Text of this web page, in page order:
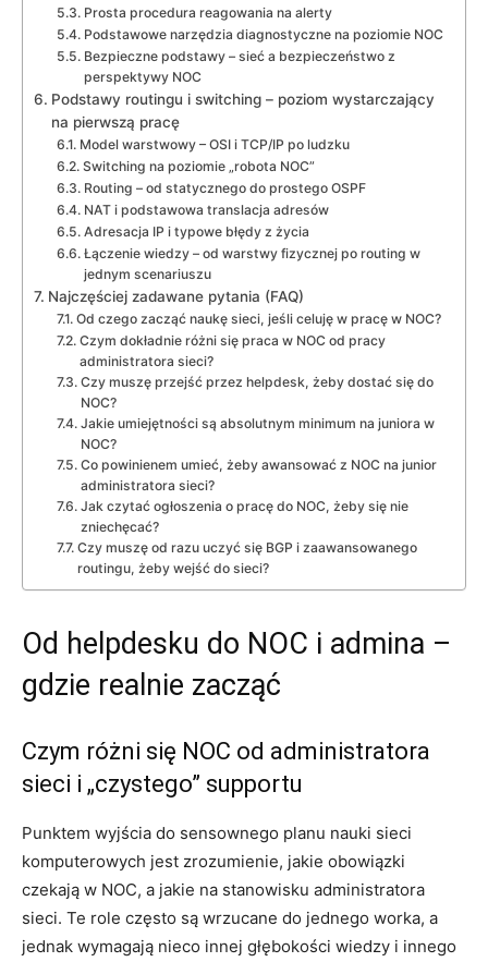
Prosta procedura reagowania na alerty
Podstawowe narzędzia diagnostyczne na poziomie NOC
Bezpieczne podstawy – sieć a bezpieczeństwo z
perspektywy NOC
Podstawy routingu i switching – poziom wystarczający
na pierwszą pracę
Model warstwowy – OSI i TCP/IP po ludzku
Switching na poziomie „robota NOC”
Routing – od statycznego do prostego OSPF
NAT i podstawowa translacja adresów
Adresacja IP i typowe błędy z życia
Łączenie wiedzy – od warstwy fizycznej po routing w
jednym scenariuszu
Najczęściej zadawane pytania (FAQ)
Od czego zacząć naukę sieci, jeśli celuję w pracę w NOC?
Czym dokładnie różni się praca w NOC od pracy
administratora sieci?
Czy muszę przejść przez helpdesk, żeby dostać się do
NOC?
Jakie umiejętności są absolutnym minimum na juniora w
NOC?
Co powinienem umieć, żeby awansować z NOC na junior
administratora sieci?
Jak czytać ogłoszenia o pracę do NOC, żeby się nie
zniechęcać?
Czy muszę od razu uczyć się BGP i zaawansowanego
routingu, żeby wejść do sieci?
Od helpdesku do NOC i admina –
gdzie realnie zacząć
Czym różni się NOC od administratora
sieci i „czystego” supportu
Punktem wyjścia do sensownego planu nauki sieci
komputerowych jest zrozumienie, jakie obowiązki
czekają w NOC, a jakie na stanowisku administratora
sieci. Te role często są wrzucane do jednego worka, a
jednak wymagają nieco innej głębokości wiedzy i innego